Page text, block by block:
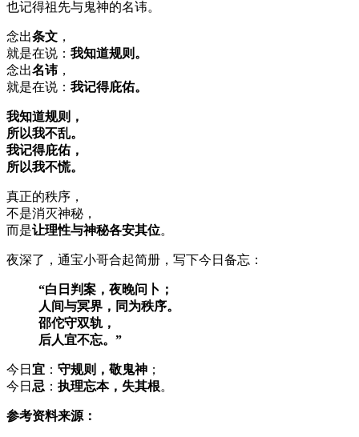
也记得祖先与鬼神的名讳。
念出条文 ，
就是在说： 我知道规则。
念出名讳 ，
就是在说： 我记得庇佑。
我知道规则，
所以我不乱。
我记得庇佑，
所以我不慌。
真正的秩序，
不是消灭神秘，
而是让理性与神秘各安其位。
夜深了，通宝小哥合起简册，写下今日备忘：
“白日判案，夜晚问卜；
人间与冥界，同为秩序。
邵佗守双轨，
后人宜不忘。”
今日 宜 ： 守规则，敬鬼神 ；
今日 忌 ： 执理忘本，失其根。
参考资料来源：